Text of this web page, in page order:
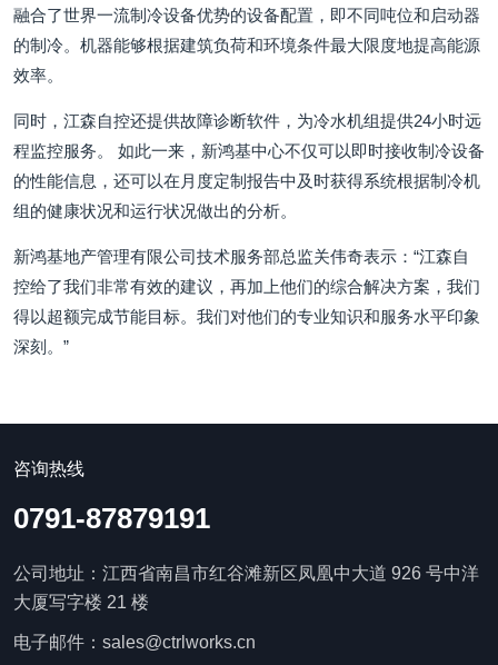
融合了世界一流制冷设备优势的设备配置，即不同吨位和启动器
的制冷。机器能够根据建筑负荷和环境条件最大限度地提高能源
效率。
同时，江森自控还提供故障诊断软件，为冷水机组提供24小时远
程监控服务。 如此一来，新鸿基中心不仅可以即时接收制冷设备
的性能信息，还可以在月度定制报告中及时获得系统根据制冷机
组的健康状况和运行状况做出的分析。
新鸿基地产管理有限公司技术服务部总监关伟奇表示：“江森自
控给了我们非常有效的建议，再加上他们的综合解决方案，我们
得以超额完成节能目标。我们对他们的专业知识和服务水平印象
深刻。”
咨询热线
0791-87879191
公司地址：江西省南昌市红谷滩新区凤凰中大道 926 号中洋
大厦写字楼 21 楼
电子邮件：sales@ctrlworks.cn